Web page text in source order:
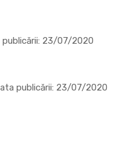
publicării: 23/07/2020
publicării: 23/07/2020